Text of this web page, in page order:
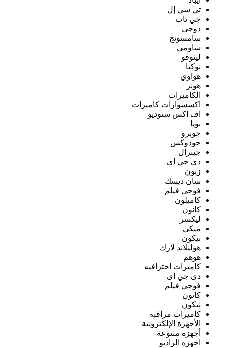
تي سي إل
جي تاب
دوجى
سامسونج
شاومي
لينوفو
نوكيا
هواوي
هونر
الكاميرات
اكسسوارات كاميرات
اف اكس ستوديو
بويا
جوبرو
جودوكس
جينرال
دى جي اى
زيون
سان ديسك
فوجى فيلم
كاميلون
كانون
ليكسر
ميكي
نيكون
هوليلاند لارك
هوهم
كاميرات احترافيه
دى جي اى
فوجي فيلم
كانون
نيكون
كاميرات مراقبه
الأجهزة الإلكترونية
أجهزة متنوعة
اجهزه الراديو